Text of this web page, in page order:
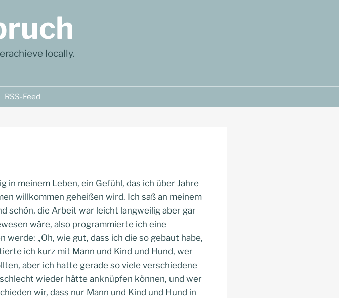
locally.
RSS-Feed
meinem Leben, ein Gefühl, das ich über Jahre
willkommen geheißen wird. Ich saß an meinem
schön, die Arbeit war leicht langweilig aber gar
wäre, also programmierte ich eine
werde: „Oh, wie gut, dass ich die so gebaut habe,
ich kurz mit Mann und Kind und Hund, wer
aber ich hatte gerade so viele verschiedene
wieder hätte anknüpfen können, und wer
wir, dass nur Mann und Kind und Hund in